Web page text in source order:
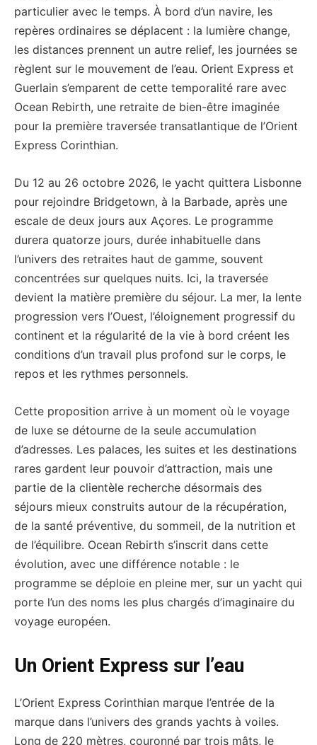
particulier avec le temps. À bord d’un navire, les
repères ordinaires se déplacent : la lumière change,
les distances prennent un autre relief, les journées se
règlent sur le mouvement de l’eau. Orient Express et
Guerlain s’emparent de cette temporalité rare avec
Ocean Rebirth, une retraite de bien-être imaginée
pour la première traversée transatlantique de l’Orient
Express Corinthian.
Du 12 au 26 octobre 2026, le yacht quittera Lisbonne
pour rejoindre Bridgetown, à la Barbade, après une
escale de deux jours aux Açores. Le programme
durera quatorze jours, durée inhabituelle dans
l’univers des retraites haut de gamme, souvent
concentrées sur quelques nuits. Ici, la traversée
devient la matière première du séjour. La mer, la lente
progression vers l’Ouest, l’éloignement progressif du
continent et la régularité de la vie à bord créent les
conditions d’un travail plus profond sur le corps, le
repos et les rythmes personnels.
Cette proposition arrive à un moment où le voyage
de luxe se détourne de la seule accumulation
d’adresses. Les palaces, les suites et les destinations
rares gardent leur pouvoir d’attraction, mais une
partie de la clientèle recherche désormais des
séjours mieux construits autour de la récupération,
de la santé préventive, du sommeil, de la nutrition et
de l’équilibre. Ocean Rebirth s’inscrit dans cette
évolution, avec une différence notable : le
programme se déploie en pleine mer, sur un yacht qui
porte l’un des noms les plus chargés d’imaginaire du
voyage européen.
Un Orient Express sur l’eau
L’Orient Express Corinthian marque l’entrée de la
marque dans l’univers des grands yachts à voiles.
Long de 220 mètres, couronné par trois mâts, le